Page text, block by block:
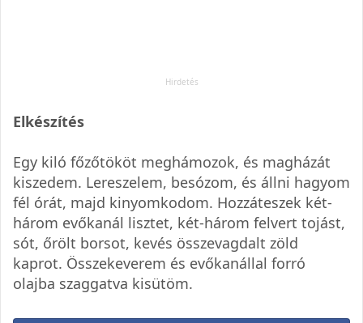
Elkészítés
Egy kiló főzőtököt meghámozok, és magházát
kiszedem. Lereszelem, besózom, és állni hagyom
fél órát, majd kinyomkodom. Hozzáteszek két-
három evőkanál lisztet, két-három felvert tojást,
sót, őrölt borsot, kevés összevagdalt zöld
kaprot. Összekeverem és evőkanállal forró
olajba szaggatva kisütöm.